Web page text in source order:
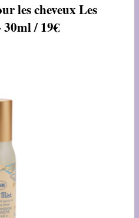
les cheveux Les
/ 19€